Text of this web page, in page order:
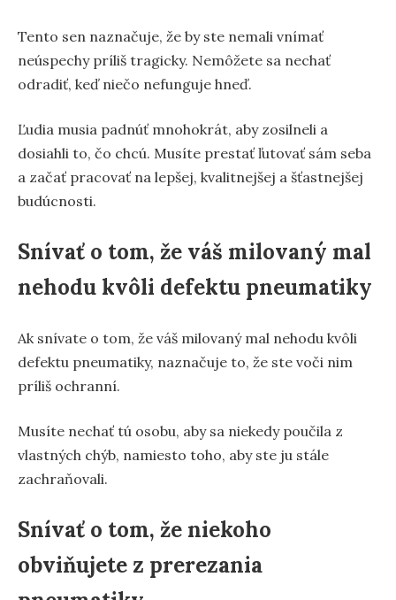
Tento sen naznačuje, že by ste nemali vnímať
neúspechy príliš tragicky. Nemôžete sa nechať
odradiť, keď niečo nefunguje hneď.
Ľudia musia padnúť mnohokrát, aby zosilneli a
dosiahli to, čo chcú. Musíte prestať ľutovať sám seba
a začať pracovať na lepšej, kvalitnejšej a šťastnejšej
budúcnosti.
Snívať o tom, že váš milovaný mal
nehodu kvôli defektu pneumatiky
Ak snívate o tom, že váš milovaný mal nehodu kvôli
defektu pneumatiky, naznačuje to, že ste voči nim
príliš ochranní.
Musíte nechať tú osobu, aby sa niekedy poučila z
vlastných chýb, namiesto toho, aby ste ju stále
zachraňovali.
Snívať o tom, že niekoho
obviňujete z prerezania